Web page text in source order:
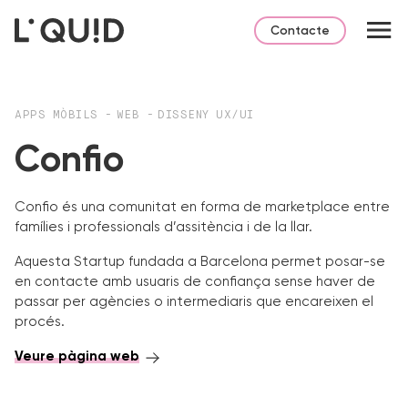
Contacte
APPS MÒBILS - WEB - DISSENY UX/UI
Confio
Confio és una comunitat en forma de marketplace entre
famílies i professionals d’assitència i de la llar.
Aquesta Startup fundada a Barcelona permet posar-se
en contacte amb usuaris de confiança sense haver de
passar per agències o intermediaris que encareixen el
procés.
Veure pàgina web